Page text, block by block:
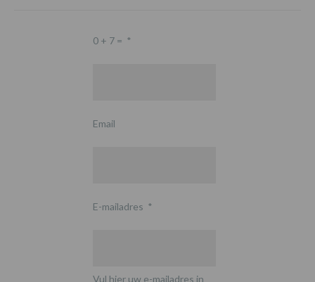
0 + 7 = *
Email
E-mailadres *
Vul hier uw e-mailadres in